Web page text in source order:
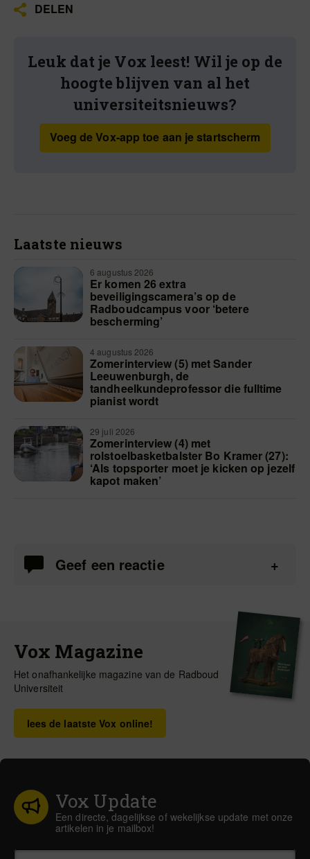
DELEN
Leuk dat je Vox leest! Wil je op de
hoogte blijven van al het
universiteitsnieuws?
Voeg de Vox-app toe aan je startscherm
Laatste nieuws
6 augustus 2026
Er komen 26 extra
beveiligingscamera’s op de
Radboudcampus voor ‘betere
bescherming’
4 augustus 2026
Zomerinterview (5) met Sander
Leeuwenburgh, de
tandheelkundeprofessor die fulltime
pianist wordt
29 juli 2026
Zomerinterview (4) met
rolstoelbasketbalster Bo Kramer (27):
‘Als topsporter moet je kicken op jezelf
kapot maken’
Geef een reactie
Vox Magazine
Het onafhankelijke magazine van de Radboud
Universiteit
lees de laatste Vox online!
Vox Update
Een directe, dagelijkse of wekelijkse update met onze
artikelen in je mailbox!